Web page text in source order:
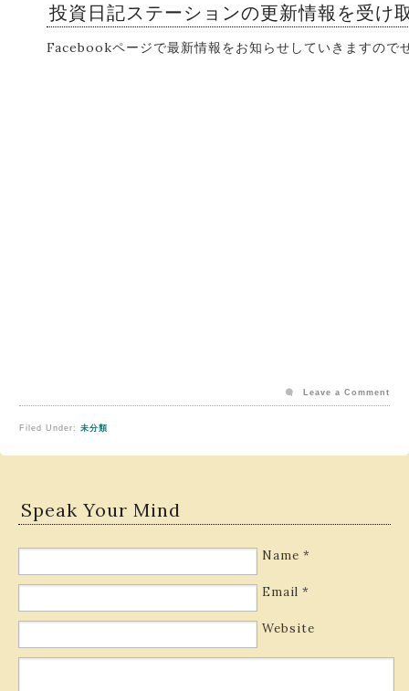
投資日記ステーションの更新情報を受け
Facebookページで最新情報をお知らせしていきますので
Filed Under: 未分類
Leave a Comment
Speak Your Mind
Name *
Email *
Website